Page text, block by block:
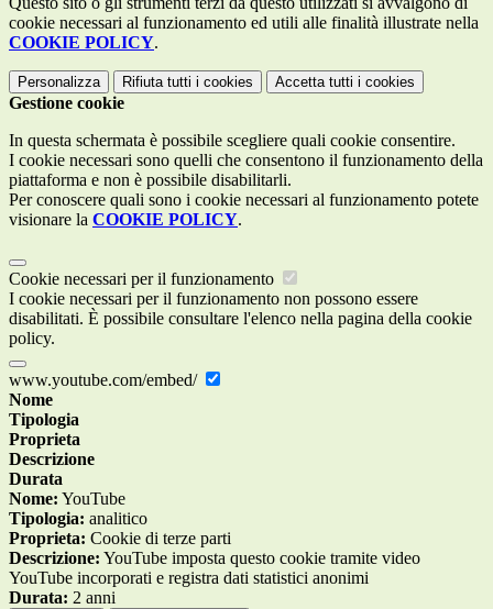
cookie necessari al funzionamento ed utili alle finalità illustrate nella
COOKIE POLICY.
Personalizza Rifiuta tutti i cookies Accetta tutti i cookies
Gestione cookie
In questa schermata è possibile scegliere quali cookie consentire.
I cookie necessari sono quelli che consentono il funzionamento della
piattaforma e non è possibile disabilitarli.
Per conoscere quali sono i cookie necessari al funzionamento potete
visionare la COOKIE POLICY.
Cookie necessari per il funzionamento
I cookie necessari per il funzionamento non possono essere
disabilitati. È possibile consultare l'elenco nella pagina della cookie
policy.
www.youtube.com/embed/
Nome
Tipologia
Proprieta
Descrizione
Durata
Nome: YouTube
Tipologia: analitico
Proprieta: Cookie di terze parti
Descrizione: YouTube imposta questo cookie tramite video
YouTube incorporati e registra dati statistici anonimi
Durata: 2 anni